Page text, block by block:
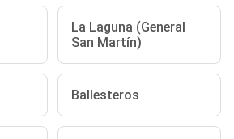
La Laguna (General
San Martín)
Ballesteros